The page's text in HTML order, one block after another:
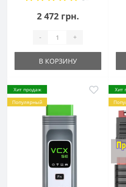
2 472 грн.
- +
В КОРЗИНУ
Хит продаж
Популярный
Хит